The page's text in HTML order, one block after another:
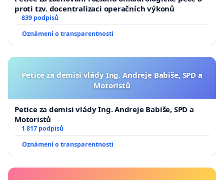
proti tzv. docentralizaci operačních výkonů
839 podpisů
Oznámení o transparentnosti
Petice za demisi vlády Ing. Andreje Babiše, SPD a
Motoristů
Petice za demisi vlády Ing. Andreje Babiše, SPD a
Motoristů
1 817 podpisů
Oznámení o transparentnosti